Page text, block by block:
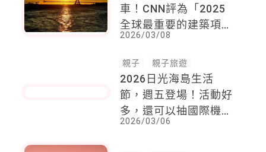
車！CNN評為「2025
全球最重要的建築項
目」之一，最美賞夕陽
路線就在這，絕對值得
一訪再訪
2026/03/08
親子 親子旅遊
2026日光海島生活
節，週五登場！活動好
多，還可以抽國際機票